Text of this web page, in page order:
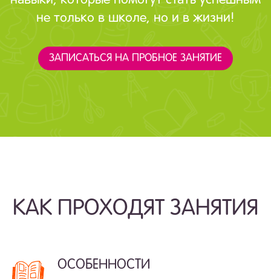
не только в школе, но и в жизни!
ЗАПИСАТЬСЯ НА ПРОБНОЕ ЗАНЯТИЕ
КАК ПРОХОДЯТ ЗАНЯТИЯ
ОСОБЕННОСТИ